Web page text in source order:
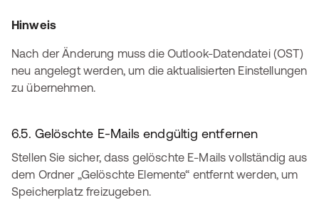
Hinweis
Nach der Änderung muss die Outlook-Datendatei (OST)
neu angelegt werden, um die aktualisierten Einstellungen
zu übernehmen.
6.5. Gelöschte E-Mails endgültig entfernen
Stellen Sie sicher, dass gelöschte E-Mails vollständig aus
dem Ordner „Gelöschte Elemente“ entfernt werden, um
Speicherplatz freizugeben.